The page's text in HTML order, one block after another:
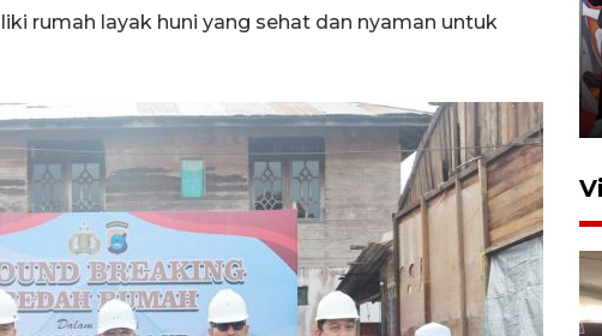
rumah layak huni yang sehat dan nyaman untuk
Ketua DPRD Syahrial hadiri
23 Juli 2026 21:36